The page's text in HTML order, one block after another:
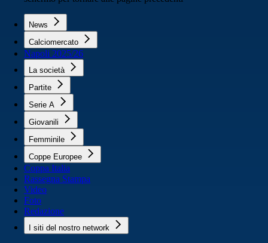
News
Calciomercato
Napoli 2025/26
La società
Partite
Serie A
Giovanili
Femminile
Coppe Europee
Coppa Italia
Rassegna Stampa
Video
Foto
Redazione
I siti del nostro network